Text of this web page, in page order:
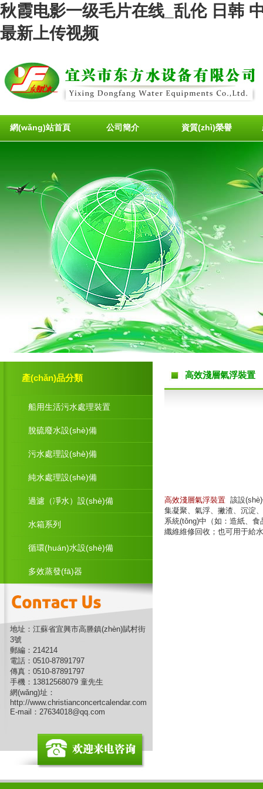
秋霞电影一级毛片在线_乱伦 日韩
最新上传视频
網(wǎng)站首頁 公司簡介 資質(zhì)榮譽
產(chǎn)品分類
船用生活污水處理裝置
脫硫廢水設(shè)備
污水處理設(shè)備
純水處理設(shè)備
過濾（凈水）設(shè)備
水箱系列
循環(huán)水設(shè)備
多效蒸發(fā)器
地址：江蘇省宜興市高塍鎮(zhèn)賦村街
3號
郵編：214214
電話：0510-87891797
傳真：0510-87891797
手機：13812568079 童先生
網(wǎng)址：
http://www.christianconcertcalendar.com
E-mail： 27634018@qq.com
高效淺層氣浮裝置
高效淺層氣浮裝置 該設
集凝聚、氣浮、撇渣、
系統(tǒng)中（如：造紙、食品
纖維維修回收；也可用于給水